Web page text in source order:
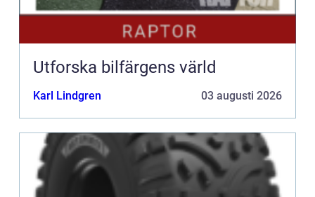
Utforska bilfärgens värld
Karl Lindgren 03 augusti 2026